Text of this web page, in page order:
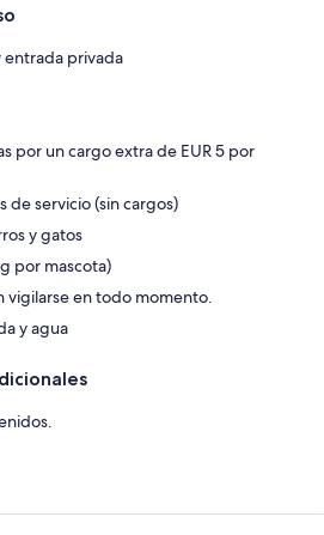
entrada privada
por un cargo extra de EUR 5 por
de servicio (sin cargos)
y gatos
por mascota)
vigilarse en todo momento.
y agua